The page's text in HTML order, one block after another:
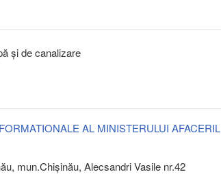
şi de canalizare
AL MINISTERULUI AFACERIL
mun.Chişinău, Alecsandri Vasile nr.42